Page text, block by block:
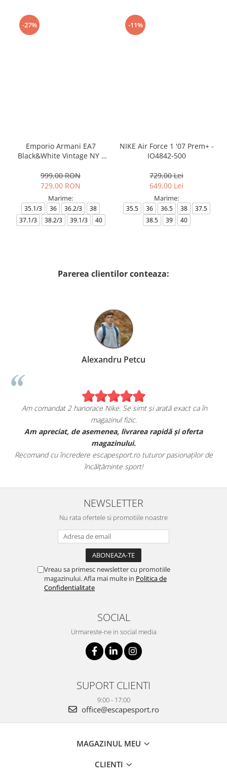
-27%
Emporio Armani EA7
Black&White Vintage NY -
999,00 RON
729,00 RON
Marime:
35.1/3 36 36.2/3
38
37.1/3
38.2/3 39.1/3 40
-11%
NIKE Air Force 1 '07 Prem+ -
IO4842-500
729,00 Lei
649,00 Lei
Marime:
35.5 36 36.5 38
37.5
38.5
39 40
Parerea clientilor conteaza:
Alexandru Petcu
Am comandat 2 hanorace Nike. Se simt și arată exact ca în
magazinul fizic.
Am apreciat, de asemenea, livrarea rapidă și oferta
magazinului.
Recomand cu încredere escapesport.ro tuturor pasionaților de
încălțăminte sport!
NEWSLETTER
Nu rata ofertele si promotiile noastre
Vreau sa primesc newsletter cu promotiile
magazinului. Afla mai multe in Politica de
Confidentialitate
SOCIAL
Urmareste-ne in social media
SUPORT CLIENTI
9:00 - 17:00
office@escapesport.ro
MAGAZINUL MEU
CLIENTI